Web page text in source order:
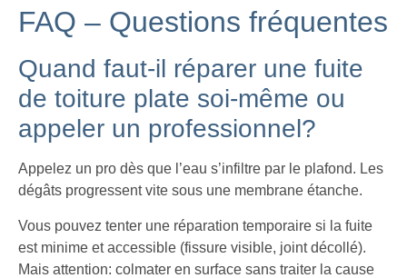
FAQ – Questions fréquentes
Quand faut-il réparer une fuite
de toiture plate soi-même ou
appeler un professionnel?
Appelez un pro dès que l’eau s’infiltre par le plafond. Les
dégâts progressent vite sous une membrane étanche.
Vous pouvez tenter une réparation temporaire si la fuite
est minime et accessible (fissure visible, joint décollé).
Mais attention: colmater en surface sans traiter la cause